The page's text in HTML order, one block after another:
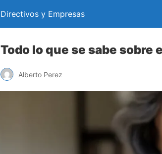
Directivos y Empresas
Todo lo que se sabe
Alberto Perez